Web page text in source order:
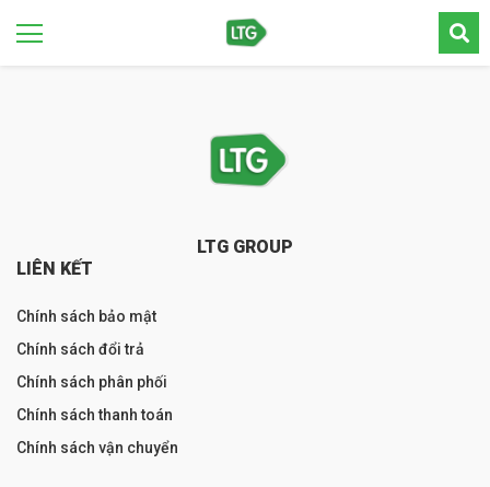
LTG GROUP
LIÊN KẾT
Chính sách bảo mật
Chính sách đổi trả
Chính sách phân phối
Chính sách thanh toán
Chính sách vận chuyển